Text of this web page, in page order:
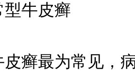
牛皮癣
癣最为常见，